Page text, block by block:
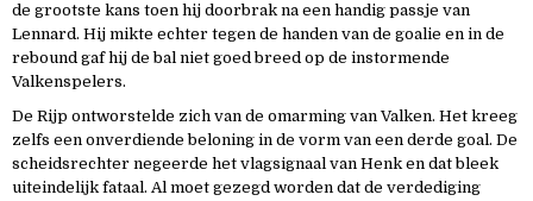
de grootste kans toen hij doorbrak na een handig passje van
Lennard. Hij mikte echter tegen de handen van de goalie en in de
rebound gaf hij de bal niet goed breed op de instormende
Valkenspelers.
De Rijp ontworstelde zich van de omarming van Valken. Het kreeg
zelfs een onverdiende beloning in de vorm van een derde goal. De
scheidsrechter negeerde het vlagsignaal van Henk en dat bleek
uiteindelijk fataal. Al moet gezegd worden dat de verdediging